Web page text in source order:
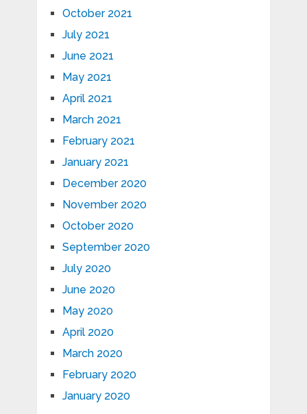
October 2021
July 2021
June 2021
May 2021
April 2021
March 2021
February 2021
January 2021
December 2020
November 2020
October 2020
September 2020
July 2020
June 2020
May 2020
April 2020
March 2020
February 2020
January 2020